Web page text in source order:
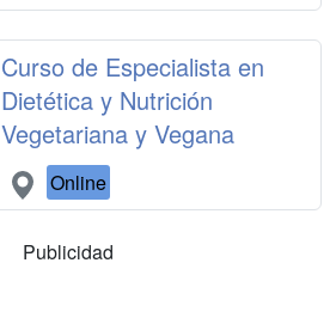
Curso de Especialista en
Dietética y Nutrición
Vegetariana y Vegana
Online
Publicidad